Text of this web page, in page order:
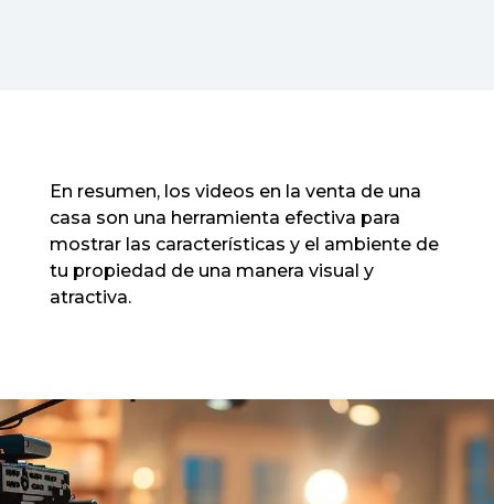
En resumen, los videos en la venta de una
casa son una herramienta efectiva para
mostrar las características y el ambiente de
tu propiedad de una manera visual y
atractiva.